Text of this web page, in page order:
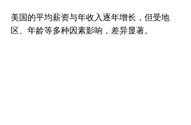
美国的平均薪资与年收入逐年增长，但受地
区、年龄等多种因素影响，差异显著。